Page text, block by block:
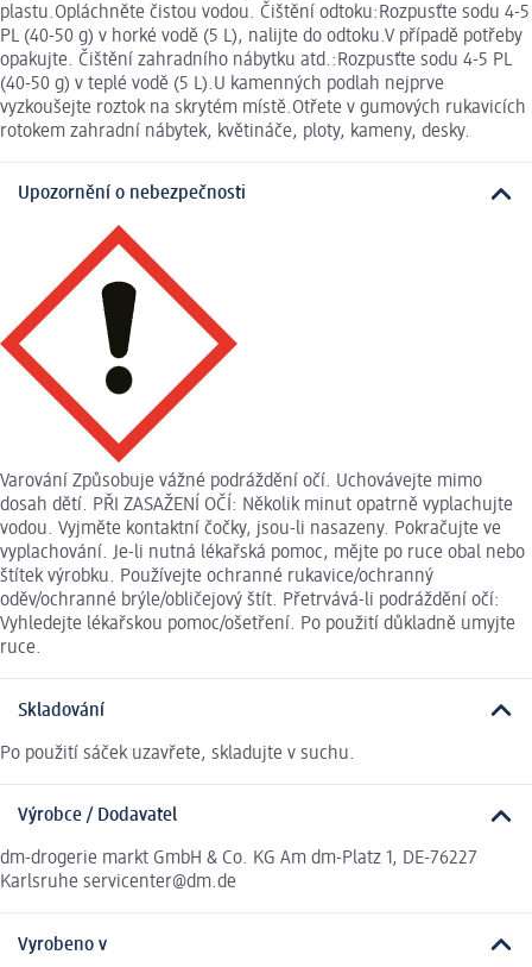
plastu.Opláchněte čistou vodou. Čištění odtoku:Rozpusťte sodu 4-5
PL (40-50 g) v horké vodě (5 L), nalijte do odtoku.V případě potřeby
opakujte. Čištění zahradního nábytku atd.:Rozpusťte sodu 4-5 PL
(40-50 g) v teplé vodě (5 L).U kamenných podlah nejprve
vyzkoušejte roztok na skrytém místě.Otřete v gumových rukavicích
rotokem zahradní nábytek, květináče, ploty, kameny, desky.
Upozornění o nebezpečnosti
Varování Způsobuje vážné podráždění očí. Uchovávejte mimo
dosah dětí. PŘI ZASAŽENÍ OČÍ: Několik minut opatrně vyplachujte
vodou. Vyjměte kontaktní čočky, jsou-li nasazeny. Pokračujte ve
vyplachování. Je-li nutná lékařská pomoc, mějte po ruce obal nebo
štítek výrobku. Používejte ochranné rukavice/ochranný
oděv/ochranné brýle/obličejový štít. Přetrvává-li podráždění očí:
Vyhledejte lékařskou pomoc/ošetření. Po použití důkladně umyjte
ruce.
Skladování
Po použití sáček uzavřete, skladujte v suchu.
Výrobce / Dodavatel
dm-drogerie markt GmbH & Co. KG Am dm-Platz 1, DE-76227
Karlsruhe servicenter@dm.de
Vyrobeno v